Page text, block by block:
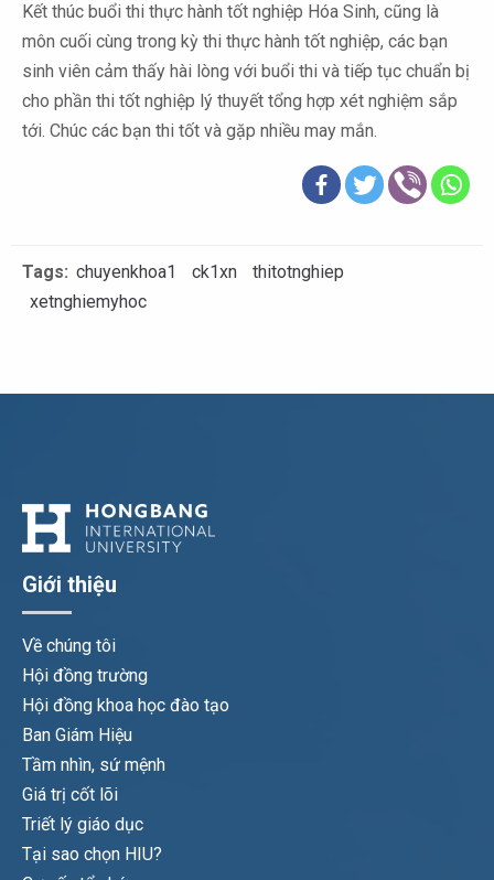
Kết thúc buổi thi thực hành tốt nghiệp Hóa Sinh, cũng là
môn cuối cùng trong kỳ thi thực hành tốt nghiệp, các bạn
sinh viên cảm thấy hài lòng với buổi thi và tiếp tục chuẩn bị
cho phần thi tốt nghiệp lý thuyết tổng hợp xét nghiệm sắp
tới. Chúc các bạn thi tốt và gặp nhiều may mắn.
Tags: chuyenkhoa1 ck1xn
thitotnghiep
xetnghiemyhoc
Giới thiệu
Về chúng tôi
Hội đồng trường
Hội đồng khoa học đào tạo
Ban Giám Hiệu
Tầm nhìn, sứ mệnh
Giá trị cốt lõi
Triết lý giáo dục
Tại sao chọn HIU?